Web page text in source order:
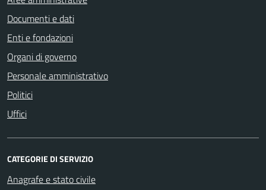
Documenti e dati
Enti e fondazioni
Organi di governo
Personale amministrativo
Politici
Uffici
CATEGORIE DI SERVIZIO
Anagrafe e stato civile